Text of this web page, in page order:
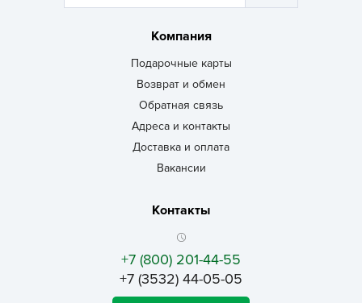
Компания
Подарочные карты
Возврат и обмен
Обратная связь
Адреса и контакты
Доставка и оплата
Вакансии
Контакты
+7 (800) 201-44-55
+7 (3532) 44-05-05